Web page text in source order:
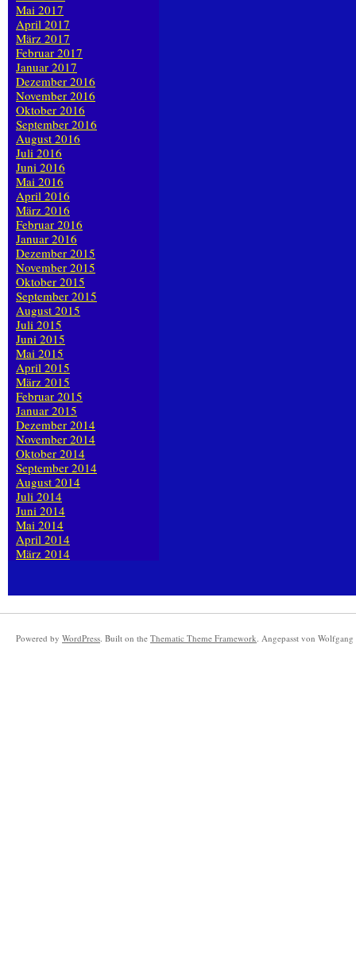
Mai 2017
April 2017
März 2017
Februar 2017
Januar 2017
Dezember 2016
November 2016
Oktober 2016
September 2016
August 2016
Juli 2016
Juni 2016
Mai 2016
April 2016
März 2016
Februar 2016
Januar 2016
Dezember 2015
November 2015
Oktober 2015
September 2015
August 2015
Juli 2015
Juni 2015
Mai 2015
April 2015
März 2015
Februar 2015
Januar 2015
Dezember 2014
November 2014
Oktober 2014
September 2014
August 2014
Juli 2014
Juni 2014
Mai 2014
April 2014
März 2014
Powered by WordPress. Built on the Thematic Theme Framework. Angepasst von